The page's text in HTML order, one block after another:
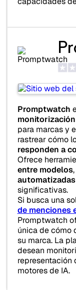
Promptwatch
para marcas y
rastrear cómo
responden a
Ofrece
entre modelos
automatizadas
significativas.
Si busca una
de menciones
Promptwatch
única de cómo
su marca. La
desean
representación
motores de IA.